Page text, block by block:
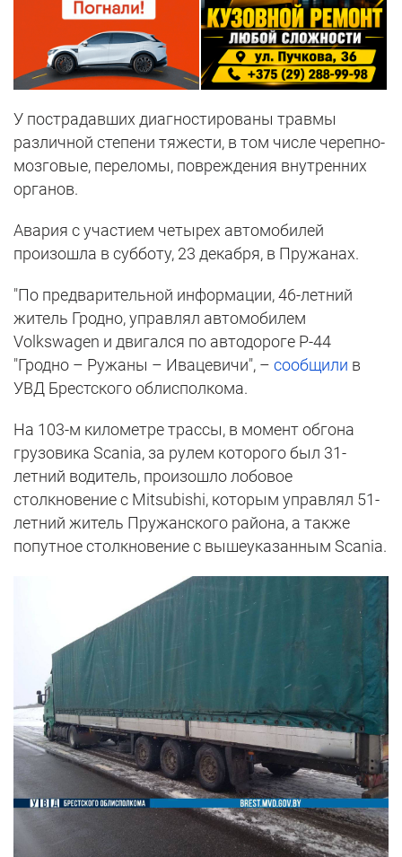
У пострадавших диагностированы травмы
различной степени тяжести, в том числе черепно-
мозговые, переломы, повреждения внутренних
органов.
Авария с участием четырех автомобилей
произошла в субботу, 23 декабря, в Пружанах.
"По предварительной информации, 46-летний
житель Гродно, управлял автомобилем
Volkswagen и двигался по автодороге Р-44
"Гродно – Ружаны – Ивацевичи", – сообщили в
УВД Брестского облисполкома.
На 103-м километре трассы, в момент обгона
грузовика Scania, за рулем которого был 31-
летний водитель, произошло лобовое
столкновение с Mitsubishi, которым управлял 51-
летний житель Пружанского района, а также
попутное столкновение с вышеуказанным Scania.